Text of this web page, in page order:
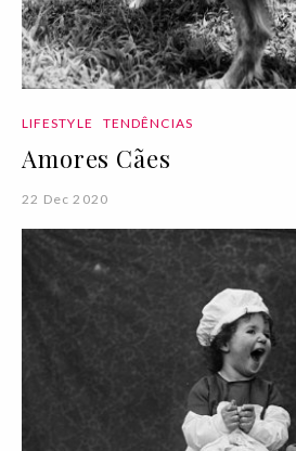
LIFESTYLE TENDÊNCIAS
Amores Cães
22 Dec 2020